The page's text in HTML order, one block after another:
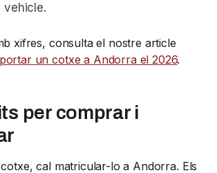
vehicle.
xifres, consulta el nostre article
un cotxe a Andorra el 2026.
per comprar i
cal matricular-lo a Andorra. Els